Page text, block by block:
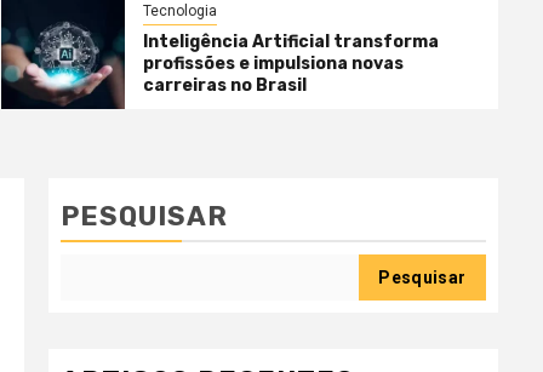
Tecnologia
Inteligência Artificial transforma
profissões e impulsiona novas
carreiras no Brasil
PESQUISAR
Pesquisar